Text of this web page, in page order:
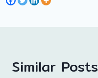
Similar Posts